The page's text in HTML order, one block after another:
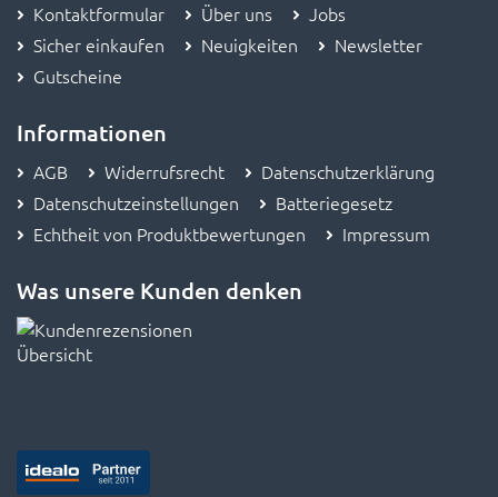
Kontaktformular Über uns
Jobs
Sicher einkaufen
Neuigkeiten
Newsletter
Gutscheine
Informationen
AGB Widerrufsrecht
Datenschutzerklärung
Datenschutzeinstellungen
Batteriegesetz
Echtheit von Produktbewertungen
Impressum
Was unsere Kunden denken